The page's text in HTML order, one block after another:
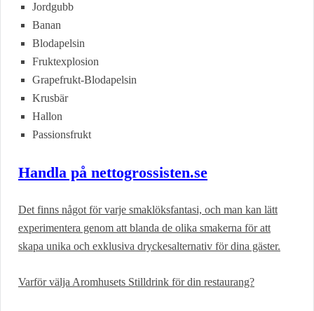
Jordgubb
Banan
Blodapelsin
Fruktexplosion
Grapefrukt-Blodapelsin
Krusbär
Hallon
Passionsfrukt
Handla på nettogrossisten.se
Det finns något för varje smaklöksfantasi, och man kan lätt
experimentera genom att blanda de olika smakerna för att
skapa unika och exklusiva dryckesalternativ för dina gäster.
Varför välja Aromhusets Stilldrink för din restaurang?